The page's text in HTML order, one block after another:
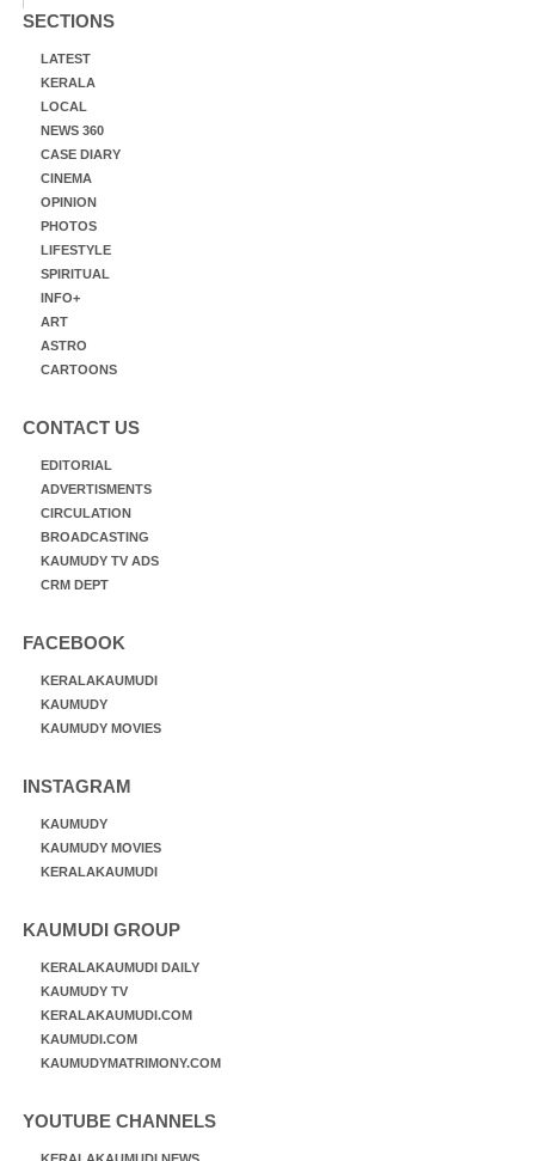
SECTIONS
LATEST
KERALA
LOCAL
NEWS 360
CASE DIARY
CINEMA
OPINION
PHOTOS
LIFESTYLE
SPIRITUAL
INFO+
ART
ASTRO
CARTOONS
CONTACT US
EDITORIAL
ADVERTISMENTS
CIRCULATION
BROADCASTING
KAUMUDY TV ADS
CRM DEPT
FACEBOOK
KERALAKAUMUDI
KAUMUDY
KAUMUDY MOVIES
INSTAGRAM
KAUMUDY
KAUMUDY MOVIES
KERALAKAUMUDI
KAUMUDI GROUP
KERALAKAUMUDI DAILY
KAUMUDY TV
KERALAKAUMUDI.COM
KAUMUDI.COM
KAUMUDYMATRIMONY.COM
YOUTUBE CHANNELS